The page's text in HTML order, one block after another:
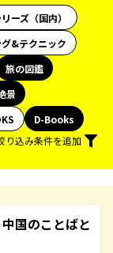
ーズ（国内）
&テクニック
旅の図鑑
景
D-Books
り込み条件を追加
国のことばと